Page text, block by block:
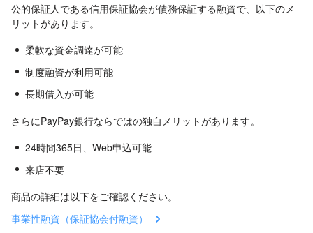
公的保証人である信用保証協会が債務保証する融資で、以下のメ
リットがあります。
柔軟な資金調達が可能
制度融資が利用可能
長期借入が可能
さらにPayPay銀行ならではの独自メリットがあります。
24時間365日、Web申込可能
来店不要
商品の詳細は以下をご確認ください。
事業性融資（保証協会付融資）